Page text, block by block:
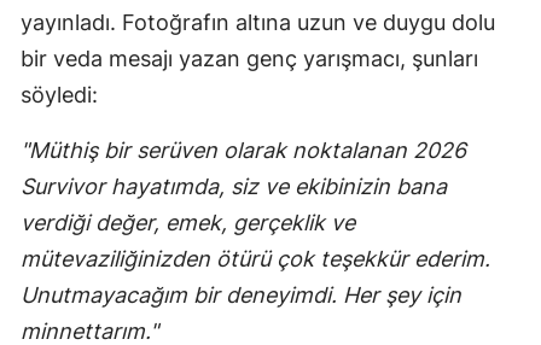
yayınladı. Fotoğrafın altına uzun ve duygu dolu
bir veda mesajı yazan genç yarışmacı, şunları
söyledi:
"Müthiş bir serüven olarak noktalanan 2026
Survivor hayatımda, siz ve ekibinizin bana
verdiği değer, emek, gerçeklik ve
mütevaziliğinizden ötürü çok teşekkür ederim.
Unutmayacağım bir deneyimdi. Her şey için
minnettarım."